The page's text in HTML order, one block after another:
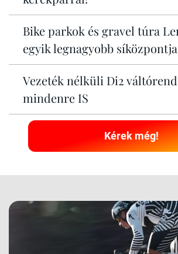
Bike parkok és gravel túra
egyik legnagyobb
Vezeték nélküli Di2
mindenre IS
Kérek még!